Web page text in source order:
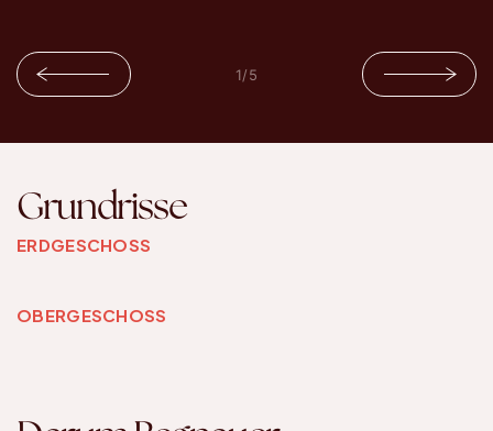
1/5
Grundrisse
ERDGESCHOSS
OBERGESCHOSS